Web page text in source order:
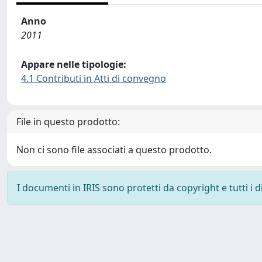
Anno
2011
Appare nelle tipologie:
4.1 Contributi in Atti di convegno
File in questo prodotto:
Non ci sono file associati a questo prodotto.
I documenti in IRIS sono protetti da copyright e tutti i